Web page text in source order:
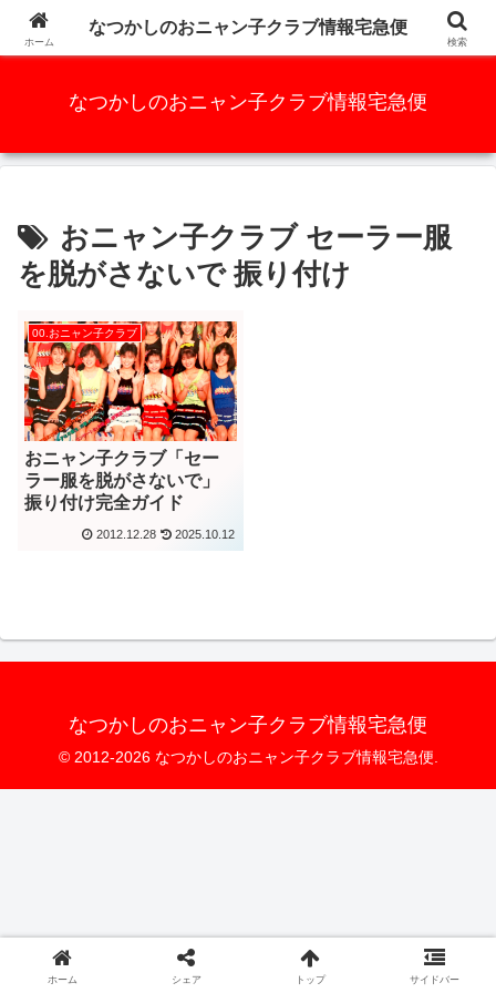
かつての人気アイドルグループ、元祖AKB48と言っても過言ではな
なつかしのおニャン子クラブ情報宅急便
おニャン子クラブ セーラー服
を脱がさないで 振り付け
00.おニャン子クラブ
おニャン子クラブ「セー
ラー服を脱がさないで」
振り付け完全ガイド
2012.12.28 2025.10.12
なつかしのおニャン子クラブ情報宅急便
© 2012-2026 なつかしのおニャン子クラブ情報宅急便.
ホーム
なつかしのおニャン子クラブ情報宅急便
検索
ホーム シェア トップ サイドバー